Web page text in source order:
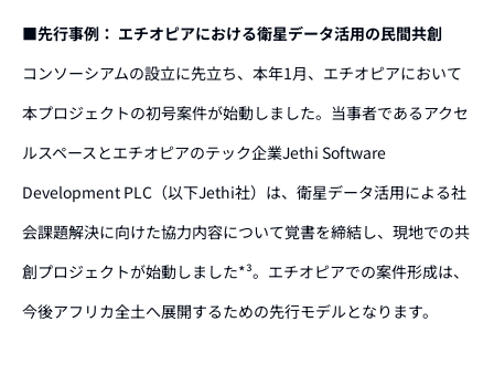
■先行事例： エチオピアにおける衛星データ活用の民間共創
コンソーシアムの設立に先立ち、本年1月、エチオピアにおいて
本プロジェクトの初号案件が始動しました。当事者であるアクセ
ルスペースとエチオピアのテック企業Jethi Software
Development PLC（以下Jethi社）は、衛星データ活用による社
会課題解決に向けた協力内容について覚書を締結し、現地での共
創プロジェクトが始動しました*³。エチオピアでの案件形成は、
今後アフリカ全土へ展開するための先行モデルとなります。